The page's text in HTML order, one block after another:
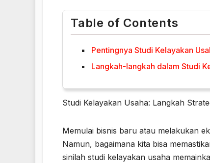
Table of Contents
Pentingnya Studi Kelayakan
Langkah-langkah dalam Studi
Studi Kelayakan Usaha: Langkah
Memulai bisnis baru atau melakukan
Namun, bagaimana kita bisa
sinilah studi kelayakan usaha